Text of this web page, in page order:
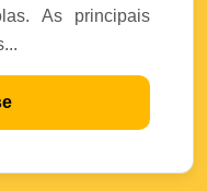
As principais